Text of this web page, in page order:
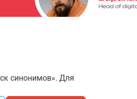
синонимов». Для